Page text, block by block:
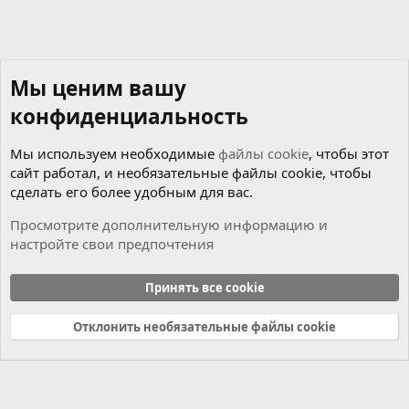
Cookies
Russian (RU)
Связь с нами
Условия и правила
Политика конфиденциальности
Справка Главная
R
Мы ценим вашу
конфиденциальность
Мы используем необходимые файлы cookie, чтобы этот
сайт работал, и необязательные файлы cookie, чтобы
сделать его более удобным для вас.
Просмотрите дополнительную информацию и
настройте свои предпочтения
Принять все cookie
Отклонить необязательные файлы cookie